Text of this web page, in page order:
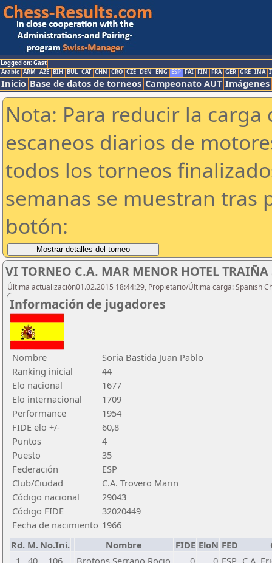
Logged on: Gast
Arabic ARM AZE BIH BUL CAT CHN CRO CZE DEN ENG ESP FAI FIN FRA GER GRE INA
Inicio Base de datos de torneos Campeonato AUT Imágenes
Nota: Para reducir la
escaneos diarios de
todos los torneos
semanas se muestran tras
botón:
VI TORNEO C.A. MAR MENOR HOTEL
Última actualización01.02.2015 18:44:29, Propietario/Última carga: Spanish
Información de jugadores
Nombre
Soria Bastida Juan Pablo
Ranking inicial
44
Elo nacional
1677
Elo internacional
1709
Performance
1954
FIDE elo +/-
60,8
Puntos
4
Puesto
35
Federación
ESP
Club/Ciudad
C.A. Trovero Marin
Código nacional
29043
Código FIDE
32020449
Fecha de nacimiento 1966
Rd. M. No.Ini. Nombre FIDE EloN FED
1
40 106 Brotons Serrano Rocio 0 0 ESP C.A.